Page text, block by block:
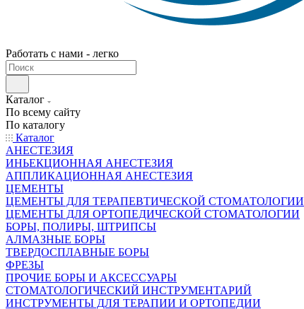
Работать с нами - легко
Каталог
По всему сайту
По каталогу
Каталог
АНЕСТЕЗИЯ
ИНЬЕКЦИОННАЯ АНЕСТЕЗИЯ
АППЛИКАЦИОННАЯ АНЕСТЕЗИЯ
ЦЕМЕНТЫ
ЦЕМЕНТЫ ДЛЯ ТЕРАПЕВТИЧЕСКОЙ СТОМАТОЛОГИИ
ЦЕМЕНТЫ ДЛЯ ОРТОПЕДИЧЕСКОЙ СТОМАТОЛОГИИ
БОРЫ, ПОЛИРЫ, ШТРИПСЫ
АЛМАЗНЫЕ БОРЫ
ТВЕРДОСПЛАВНЫЕ БОРЫ
ФРЕЗЫ
ПРОЧИЕ БОРЫ И АКСЕССУАРЫ
СТОМАТОЛОГИЧЕСКИЙ ИНСТРУМЕНТАРИЙ
ИНСТРУМЕНТЫ ДЛЯ ТЕРАПИИ И ОРТОПЕДИИ